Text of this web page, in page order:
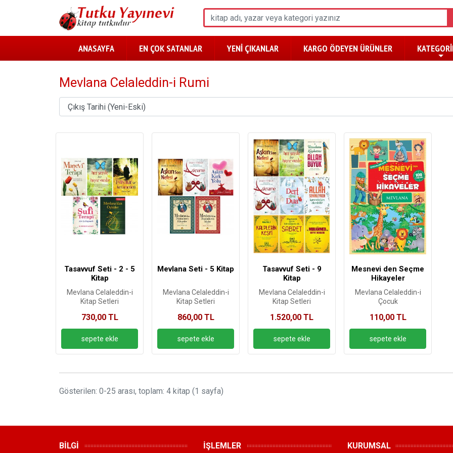
ANASAYFA EN ÇOK SATANLAR YENİ ÇIKANLAR KARGO ÖDEYEN ÜRÜNLER
Mevlana Celaleddin-i Rumi
Tasavvuf Seti - 2 - 5
Kitap
Mevlana Celaleddin-i
Rumi
Kitap Setleri
730,00 TL
Mevlana Seti - 5 Kitap
Mevlana Celaleddin-i
Rumi
Kitap Setleri
860,00 TL
Tasavvuf Seti - 9
Kitap
Mevlana Celaleddin-i
Rumi
Kitap Setleri
1.520,00 TL
Mesnevi den Seçme
Hikayeler
Mevlana Celaleddin-i
Rumi
Çocuk
110,00 TL
Gösterilen: 0-25 arası, toplam: 4 kitap (1 sayfa)
BİLGİ İŞLEMLER KURUMSAL